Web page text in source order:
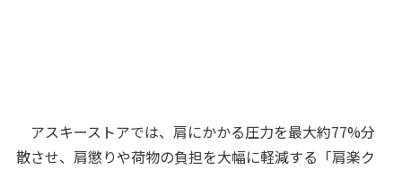
アスキーストアでは、肩にかかる圧力を最大約77%分
散させ、肩懲りや荷物の負担を大幅に軽減する「肩楽ク